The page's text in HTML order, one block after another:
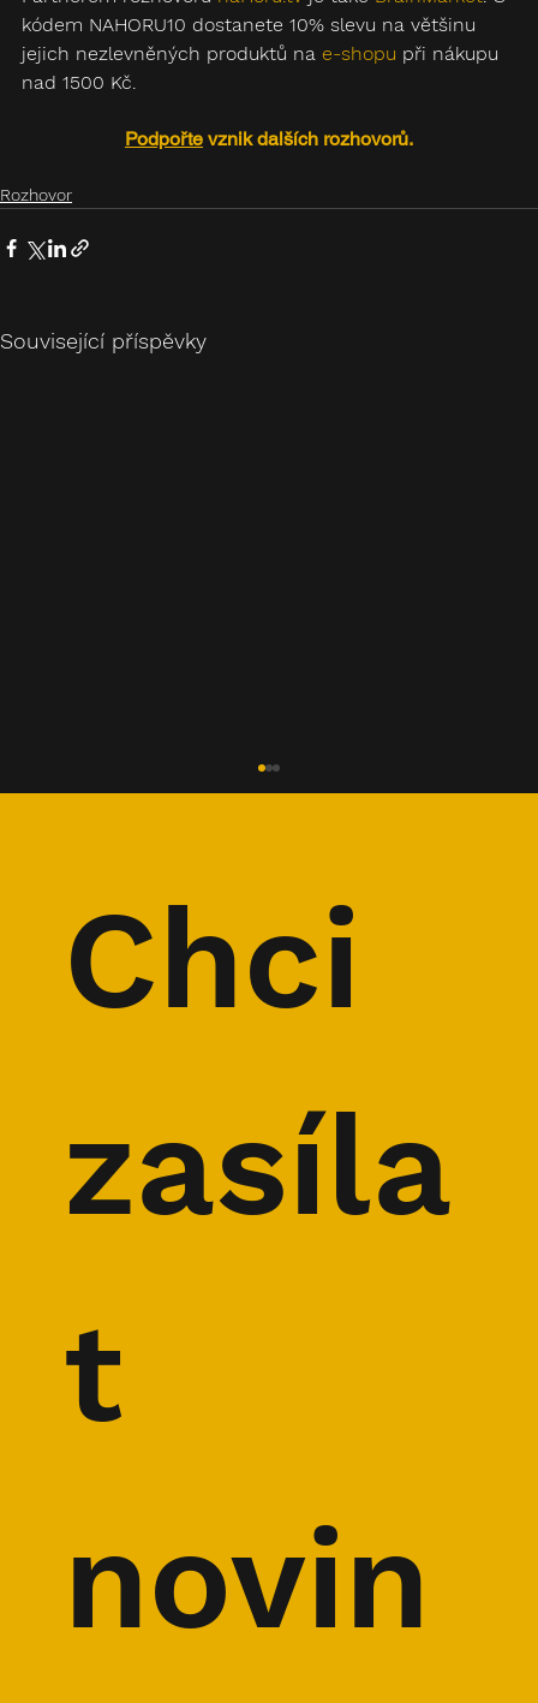
kódem NAHORU10 dostanete 10% slevu na většinu
jejich nezlevněných produktů na e-shopu při nákupu
nad 1500 Kč.
Podpořte vznik dalších rozhovorů.
Rozhovor
Související příspěvky
Chci
zasíla
t
novin